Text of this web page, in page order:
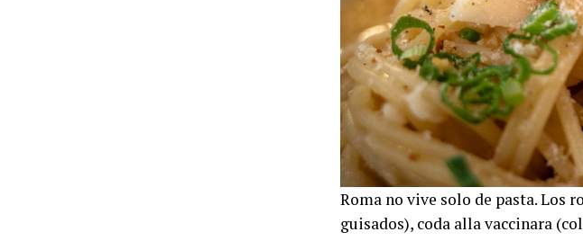
Roma no vive solo de pasta. Los
guisados), coda alla vaccinara